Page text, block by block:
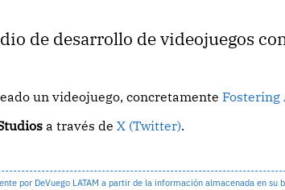
de desarrollo de videojuegos
un videojuego, concretamenteFostering
a través deX (Twitter).
por DeVuego LATAM a partir de la información almacenada en su